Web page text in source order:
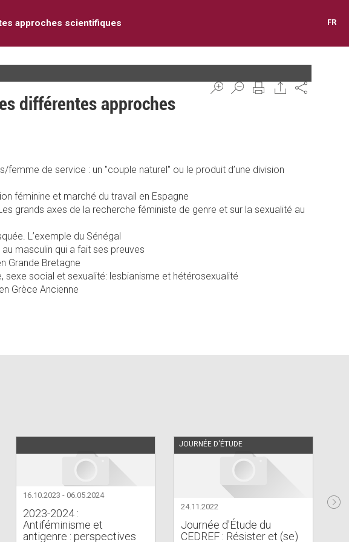
approches scientifiques FR
Share
différentes approches
de service : un "couple naturel" ou le produit d’une division
féminine et marché du travail en Espagne
grands axes de la recherche féministe de genre et sur la sexualité au
L’exemple du Sénégal
masculin qui a fait ses preuves
Grande Bretagne
sexe social et sexualité: lesbianisme et hétérosexualité
Grèce Ancienne
16.10.2023 - 06.05.2024
2023-2024 :
Antiféminisme et
antigenre : perspectives
JOURNÉE D'ÉTUDE
24.11.2022
Journée d'Étude du
CEDREF : Résister et (se)